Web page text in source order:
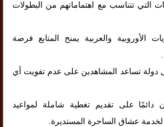
التي تتناسب مع اهتماماتهم من البطولات
الأوروبية والعربية يمنح المتابع فرصة
دولة تساعد المشاهدين على عدم تفويت أي
دائمًا على تقديم تغطية شاملة لمواعيد
لخدمة عشاق الساحرة المستديرة.